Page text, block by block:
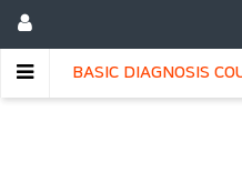
BASIC DIAGNOSIS